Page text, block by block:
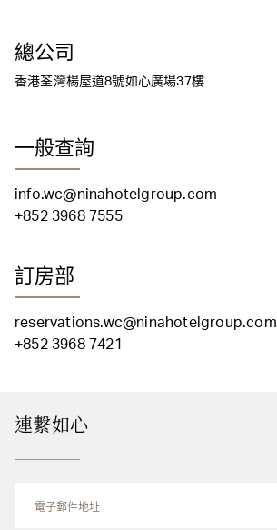
總公司
香港荃灣楊屋道8號如心廣場37樓
一般查詢
info.wc@ninahotelgroup.com
+852 3968 7555
訂房部
reservations.wc@ninahotelgroup.com
+852 3968 7421
連繫如心